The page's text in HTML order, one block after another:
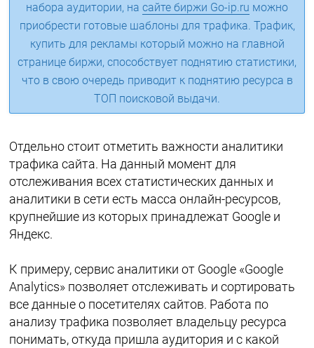
набора аудитории, на сайте биржи Go-ip.ru можно
приобрести готовые шаблоны для трафика. Трафик,
купить для рекламы который можно на главной
странице биржи, способствует поднятию статистики,
что в свою очередь приводит к поднятию ресурса в
ТОП поисковой выдачи.
Отдельно стоит отметить важности аналитики
трафика сайта. На данный момент для
отслеживания всех статистических данных и
аналитики в сети есть масса онлайн-ресурсов,
крупнейшие из которых принадлежат Google и
Яндекс.
К примеру, сервис аналитики от Google «Google
Analytics» позволяет отслеживать и сортировать
все данные о посетителях сайтов. Работа по
анализу трафика позволяет владельцу ресурса
понимать, откуда пришла аудитория и с какой